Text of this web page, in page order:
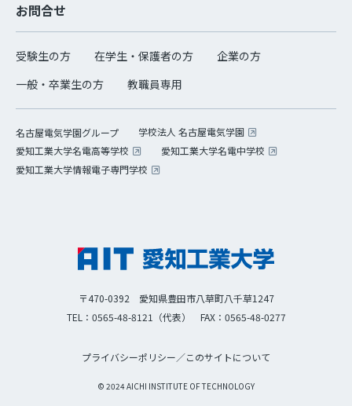
お問合せ
受験生の方 在学生・保護者の方
企業の方
一般・卒業生の方
教職員専用
名古屋電気学園グループ
学校法人 名古屋電気学園
愛知工業大学名電高等学校
愛知工業大学名電中学校
愛知工業大学情報電子専門学校
〒470-0392 愛知県豊田市八草町八千草1247
TEL：0565-48-8121（代表）
FAX：0565-48-0277
プライバシーポリシー／このサイトについて
© 2024 AICHI INSTITUTE OF TECHNOLOGY